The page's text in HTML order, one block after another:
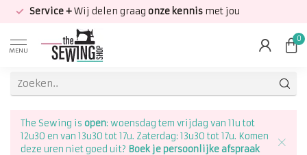
Service +Wij delen graag onze kennis met jou
MENU
0
The Sewing is open: woensdag tem vrijdag van 11u tot
12u30 en van 13u30 tot 17u. Zaterdag: 13u30 tot 17u. Komen
deze uren niet goed uit? Boek je persoonlijke afspraak